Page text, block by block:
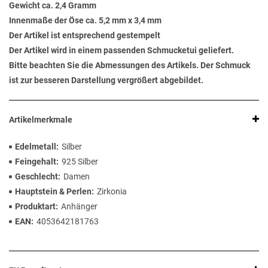
Gewicht ca. 2,4 Gramm
Innenmaße der Öse ca. 5,2 mm x 3,4 mm
Der Artikel ist entsprechend gestempelt
Der Artikel wird in einem passenden Schmucketui geliefert.
Bitte beachten Sie die Abmessungen des Artikels. Der Schmuck
ist zur besseren Darstellung vergrößert abgebildet.
Artikelmerkmale
Edelmetall
Silber
Feingehalt 925 Silber
Geschlecht
Damen
Hauptstein & Perlen
Zirkonia
Produktart Anhänger
EAN
4053642181763